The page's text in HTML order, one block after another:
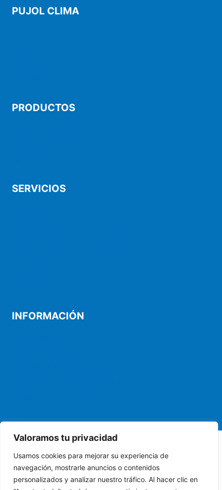
Valoramos tu privacidad
Usamos cookies para mejorar su experiencia de
navegación, mostrarle anuncios o contenidos
personalizados y analizar nuestro tráfico. Al hacer clic en
PUJOL CLIMA
PRODUCTOS
SERVICIOS
INFORMACIÓN
© 2026 Tienda Pujolclima. Venta de productos de
climatización y electrodomesticos